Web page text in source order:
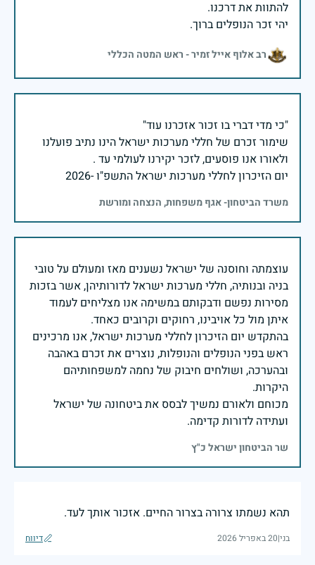
יהי זכר הנופלים ברוך.
רב אלוף אייל זמיר - ראש המטה הכללי
שימור זכרם של חללי מערכות ישראל הינו נתיב פועלנו
יום הזיכרון לחללי מערכות ישראל התשפ"ו -2026
משרד הביטחון- אגף משפחות, הנצחה ומורשת
עוצמתה וחוסנה של ישראל נשענים מאז ומעולם על טובי
בניה ובנותיה, חללי מערכות ישראל לדורותיהן, אשר בזכות
מסירות נפשם ודבקותם במשימה אנו מצליחים לעמוד
בהתקדש יום הזיכרון לחללי מערכות ישראל, אנו מרכינים
ראש בפני הנופלים והנופלות, נוצרים את זכרם באהבה
ובהערכה, ושולחים חיבוק של נחמה למשפחותיהם
מכוחם ולאורם נמשיך לבסס את ביטחונה של ישראל
ועתידה לדורות קדימה.
שר הביטחון ישראל כ"ץ
תהא נשמתו צרורה בצרור החיים. אזכור אותך לעד.
בני|20 באפריל 2026 דיווח